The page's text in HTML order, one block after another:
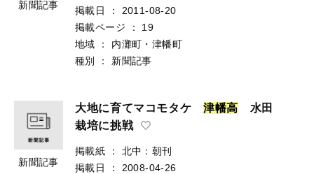
新聞記事
掲載日
：
2011-08-20
掲載ページ
：
19
地域
：
内灘町・津幡町
種別
： 新聞記事
新聞記事
大地に育てマコモタケ津幡高 水田
栽培に挑戦
掲載紙 ：
北中：朝刊
掲載日
：
2008-04-26